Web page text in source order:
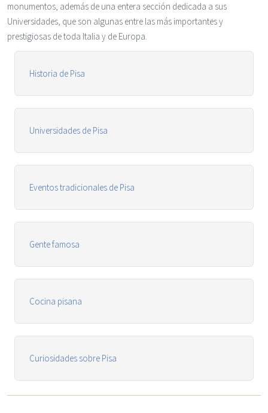
monumentos, además de una entera sección dedicada a sus
Universidades, que son algunas entre las más importantes y
prestigiosas de toda Italia y de Europa.
Historia de Pisa
Universidades de Pisa
Eventos tradicionales de Pisa
Gente famosa
Cocina pisana
Curiosidades sobre Pisa